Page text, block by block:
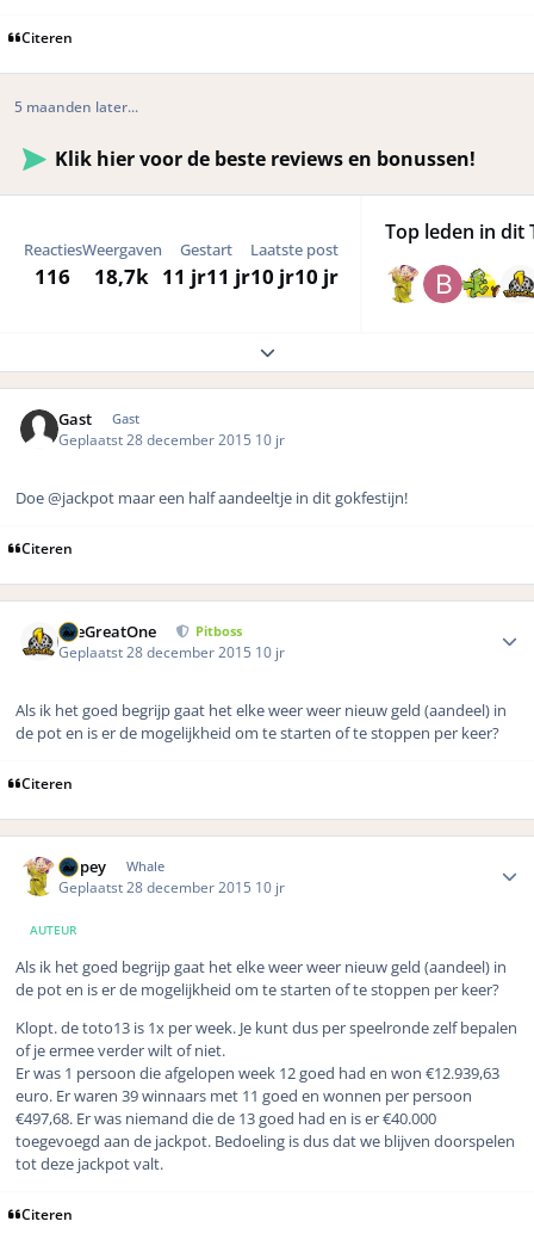
Citeren
5 maanden later...
Klik hier voor de beste reviews en bonussen!
Reacties
116
Weergaven
18,7k
Gestart
11 jr11 jr
Laatste post
10 jr10 jr
Top leden in dit
Expand topic overview
Gast Gast
Geplaatst 28 december 2015 10 jr
Doe @jackpot maar een half aandeeltje in dit gokfestijn!
Citeren
TheGreatOne Pitboss
Geplaatst 28 december 2015 10 jr
Als ik het goed begrijp gaat het elke weer weer nieuw geld (aandeel) in
de pot en is er de mogelijkheid om te starten of te stoppen per keer?
Citeren
Dopey Whale
Geplaatst 28 december 2015 10 jr
AUTEUR
Als ik het goed begrijp gaat het elke weer weer nieuw geld (aandeel) in
de pot en is er de mogelijkheid om te starten of te stoppen per keer?
Klopt. de toto13 is 1x per week. Je kunt dus per speelronde zelf bepalen
of je ermee verder wilt of niet.
Er was 1 persoon die afgelopen week 12 goed had en won €12.939,63
euro. Er waren 39 winnaars met 11 goed en wonnen per persoon
€497,68. Er was niemand die de 13 goed had en is er €40.000
toegevoegd aan de jackpot. Bedoeling is dus dat we blijven doorspelen
tot deze jackpot valt.
Citeren